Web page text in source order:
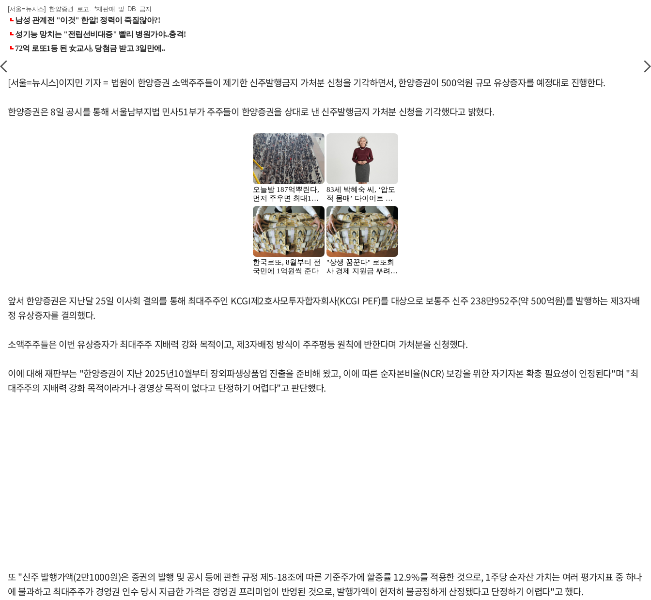
[서울=뉴시스] 한양증권 로고. *재판매 및 DB 금지
[서울=뉴시스]이지민 기자 = 법원이 한양증권 소액주주들이 제기한 신주발행금지 가처분 신청을 기각하면서, 한양증권이 500억원 규모 유상증자를 예정대로 진행한다.
한양증권은 8일 공시를 통해 서울남부지법 민사51부가 주주들이 한양증권을 상대로 낸 신주발행금지 가처분 신청을 기각했다고 밝혔다.
앞서 한양증권은 지난달 25일 이사회 결의를 통해 최대주주인 KCGI제2호사모투자합자회사(KCGI PEF)를 대상으로 보통주 신주 238만952주(약 500억원)를 발행하는 제3자배
정 유상증자를 결의했다.
소액주주들은 이번 유상증자가 최대주주 지배력 강화 목적이고, 제3자배정 방식이 주주평등 원칙에 반한다며 가처분을 신청했다.
이에 대해 재판부는 "한양증권이 지난 2025년10월부터 장외파생상품업 진출을 준비해 왔고, 이에 따른 순자본비율(NCR) 보강을 위한 자기자본 확충 필요성이 인정된다"며 "최
대주주의 지배력 강화 목적이라거나 경영상 목적이 없다고 단정하기 어렵다"고 판단했다.
또 "신주 발행가액(2만1000원)은 증권의 발행 및 공시 등에 관한 규정 제5-18조에 따른 기준주가에 할증률 12.9%를 적용한 것으로, 1주당 순자산 가치는 여러 평가지표 중 하나
에 불과하고 최대주주가 경영권 인수 당시 지급한 가격은 경영권 프리미엄이 반영된 것으로, 발행가액이 현저히 불공정하게 산정됐다고 단정하기 어렵다"고 했다.